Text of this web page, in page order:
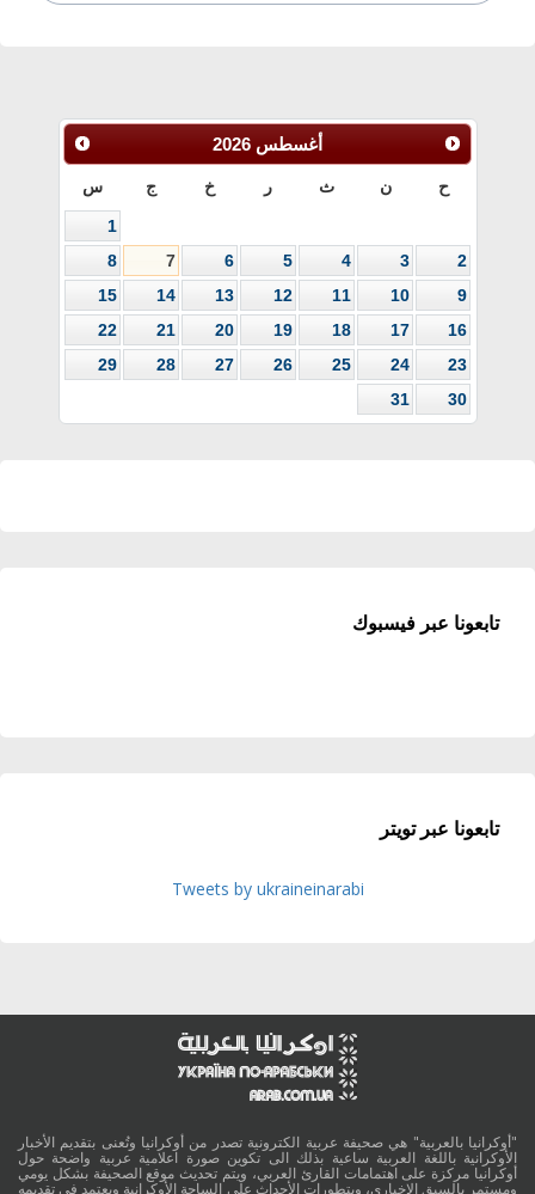
أغسطس 2026
ح ن ث ر خ ج س
1
2
3
4
5
6
7
8
9
10
11
12
13
14
15
16
17
18
19
20
21
22
23
24
25
26
27
28
29
30
31
تابعونا عبر فيسبوك
تابعونا عبر تويتر
Tweets by ukraineinarabi
"أوكرانيا بالعربية" هي صحيفة عربية الكترونية تصدر من أوكرانيا وتُعنى بتقديم الأخبار
الأوكرانية باللغة العربية ساعية بذلك الى تكوين صورة اعلامية عربية واضحة حول
أوكرانيا مركزة على اهتمامات القارئ العربي، ويتم تحديث موقع الصحيفة بشكل يومي
ومستمر بالسبق الإخباري، وبتطورات الأحداث على الساحة الأوكرانية ويعتمد في تقديمه